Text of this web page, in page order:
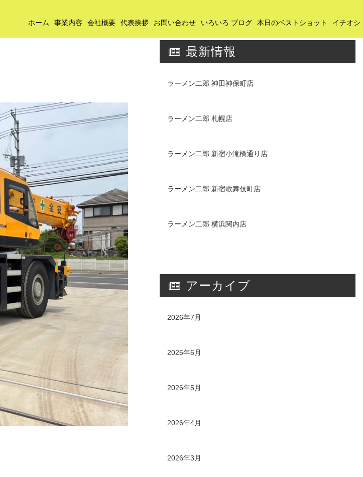
ホーム 事業内容 会社概要 代表挨拶 お問い合わせ いろいろ ブログ 本日のベストショット イチオシ
最新情報
ラーメン二郎 神田神保町店
ラーメン二郎 札幌店
ラーメン二郎 新宿小滝橋通り店
ラーメン二郎 新宿歌舞伎町店
ラーメン二郎 横浜関内店
アーカイブ
2026年7月
2026年6月
2026年5月
2026年4月
2026年3月